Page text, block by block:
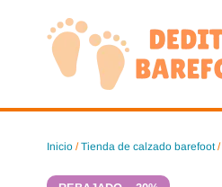
contenido
Inicio /Tienda de calzado barefoot/